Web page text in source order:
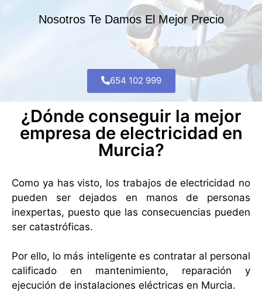
Nosotros Te Damos El Mejor Precio
654 102 999
¿Dónde conseguir la mejor
empresa de electricidad en
Murcia?
Como ya has visto, los trabajos de electricidad no
pueden ser dejados en manos de personas
inexpertas, puesto que las consecuencias pueden
ser catastróficas.
Por ello, lo más inteligente es contratar al personal
calificado en mantenimiento, reparación y
ejecución de instalaciones eléctricas en Murcia.